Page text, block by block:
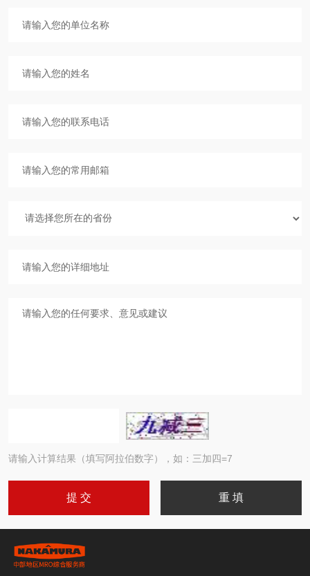
请输入计算结果（填写阿拉伯数字），如：三加四=7